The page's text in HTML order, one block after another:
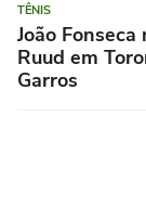
TÊNIS
João
Ruud em
Garros